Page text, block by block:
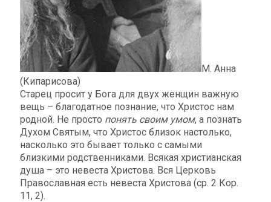
М. Анна
(Кипарисова)
Старец просит у Бога для двух женщин важную
вещь – благодатное познание, что Христос нам
родной. Не просто понять своим умом, а познать
Духом Святым, что Христос близок настолько,
насколько это бывает только с самыми
близкими родственниками. Всякая христианская
душа – это невеста Христова. Вся Церковь
Православная есть невеста Христова (ср. 2 Кор.
11, 2).